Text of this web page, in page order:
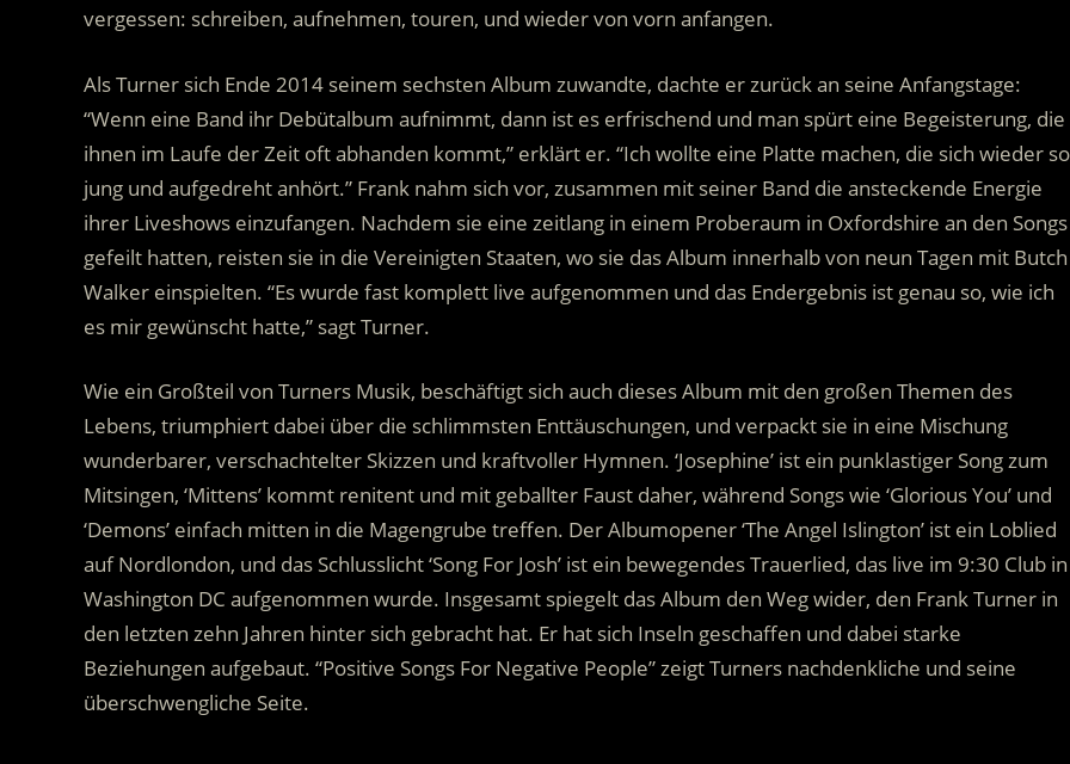
vergessen: schreiben, aufnehmen, touren, und wieder von vorn anfangen.
Als Turner sich Ende 2014 seinem sechsten Album zuwandte, dachte er zurück an seine Anfangstage:
“Wenn eine Band ihr Debütalbum aufnimmt, dann ist es erfrischend und man spürt eine Begeisterung, die
ihnen im Laufe der Zeit oft abhanden kommt,” erklärt er. “Ich wollte eine Platte machen, die sich wieder so
jung und aufgedreht anhört.” Frank nahm sich vor, zusammen mit seiner Band die ansteckende Energie
ihrer Liveshows einzufangen. Nachdem sie eine zeitlang in einem Proberaum in Oxfordshire an den Songs
gefeilt hatten, reisten sie in die Vereinigten Staaten, wo sie das Album innerhalb von neun Tagen mit Butch
Walker einspielten. “Es wurde fast komplett live aufgenommen und das Endergebnis ist genau so, wie ich
es mir gewünscht hatte,” sagt Turner.
Wie ein Großteil von Turners Musik, beschäftigt sich auch dieses Album mit den großen Themen des
Lebens, triumphiert dabei über die schlimmsten Enttäuschungen, und verpackt sie in eine Mischung
wunderbarer, verschachtelter Skizzen und kraftvoller Hymnen. ‘Josephine’ ist ein punklastiger Song zum
Mitsingen, ‘Mittens’ kommt renitent und mit geballter Faust daher, während Songs wie ‘Glorious You’ und
‘Demons’ einfach mitten in die Magengrube treffen. Der Albumopener ‘The Angel Islington’ ist ein Loblied
auf Nordlondon, und das Schlusslicht ‘Song For Josh’ ist ein bewegendes Trauerlied, das live im 9:30 Club in
Washington DC aufgenommen wurde. Insgesamt spiegelt das Album den Weg wider, den Frank Turner in
den letzten zehn Jahren hinter sich gebracht hat. Er hat sich Inseln geschaffen und dabei starke
Beziehungen aufgebaut. “Positive Songs For Negative People” zeigt Turners nachdenkliche und seine
überschwengliche Seite.